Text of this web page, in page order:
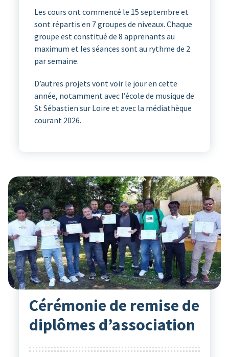
Les cours ont commencé le 15 septembre et
sont répartis en 7 groupes de niveaux. Chaque
groupe est constitué de 8 apprenants au
maximum et les séances sont au rythme de 2
par semaine.
D’autres projets vont voir le jour en cette
année, notamment avec l’école de musique de
St Sébastien sur Loire et avec la médiathèque
courant 2026.
Actualités
14Août 2025 Hélène Gio
Cérémonie de remise de
diplômes d’association